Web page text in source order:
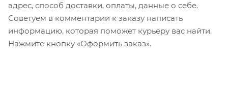
адрес, способ доставки, оплаты, данные о себе.
Советуем в комментарии к заказу написать
информацию, которая поможет курьеру вас найти.
Нажмите кнопку «Оформить заказ».